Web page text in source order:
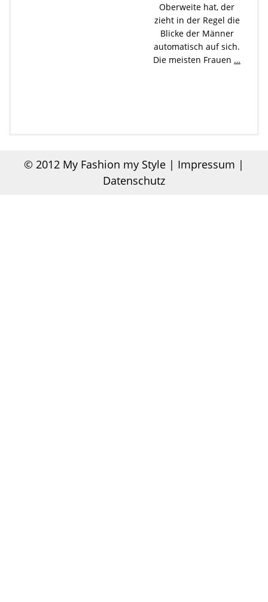
Oberweite hat, der
zieht in der Regel die
Blicke der Männer
automatisch auf sich.
Die meisten Frauen …
© 2012 My Fashion my Style | Impressum |
Datenschutz